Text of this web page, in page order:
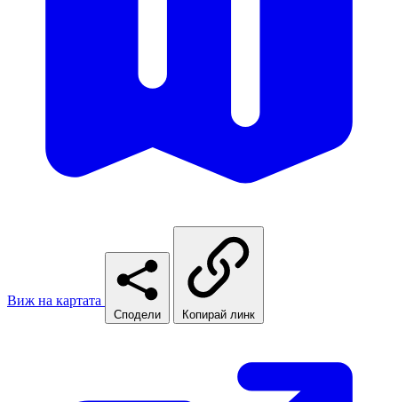
Виж на картата
Сподели Копирай линк